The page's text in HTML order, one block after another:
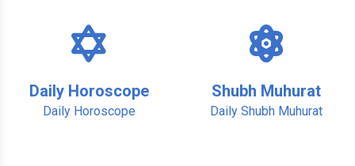
Daily Horoscope
Daily Horoscope
Shubh Muhurat
Daily Shubh Muhurat